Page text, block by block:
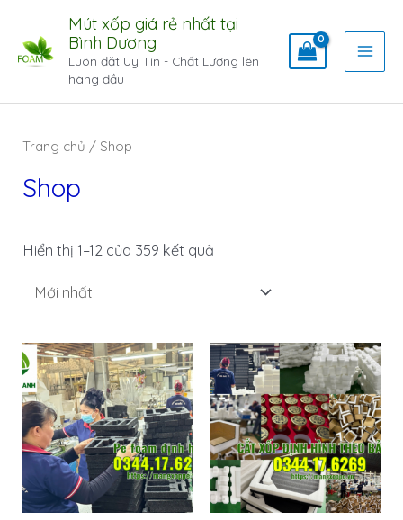
Mút xốp giá rẻ nhất tại
Bình Dương
Luôn đặt Uy Tín - Chất Lượng lên
hàng đầu
Trang chủ / Shop
Shop
Hiển thị 1–12 của 359 kết quả